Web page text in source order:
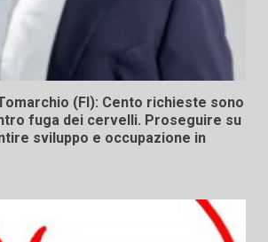
(FI): Cento richieste sono
fuga dei cervelli. Proseguire su
sviluppo e occupazione in